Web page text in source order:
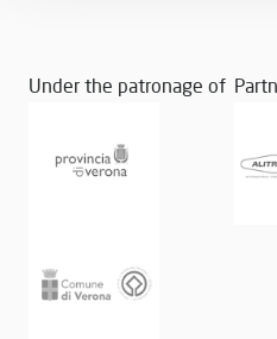
Under the patronage of